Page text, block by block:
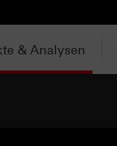
& Analysen